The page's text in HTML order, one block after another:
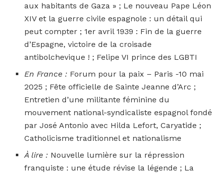
aux habitants de Gaza » ; Le nouveau Pape Léon
XIV et la guerre civile espagnole : un détail qui
peut compter ; 1er avril 1939 : Fin de la guerre
d’Espagne, victoire de la croisade
antibolchevique ! ; Felipe VI prince des LGBTI
En France : Forum pour la paix – Paris -10 mai
2025 ; Fête officielle de Sainte Jeanne d’Arc ;
Entretien d’une militante féminine du
mouvement national-syndicaliste espagnol fondé
par José Antonio avec Hilda Lefort, Caryatide ;
Catholicisme traditionnel et nationalisme
À lire : Nouvelle lumière sur la répression
franquiste : une étude révise la légende ; La